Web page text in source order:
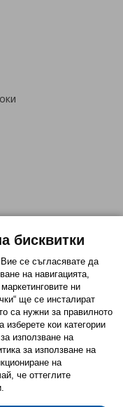
(Cookies)
бисквитки
се съгласявате да
на навигацията,
ни
ще се инсталират
са нужни за правилното
кои категории
използване на
за използване на
на
че оттеглите